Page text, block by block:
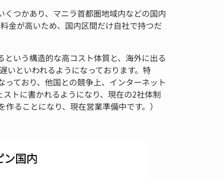
つかあり、マニラ首都圏地域内などの国内
金が高いため、国内区間だけ自社で持つだ
いう構造的な高コスト体質と、海外に出る
いといわれるようになっております。特
ており、他国との競争上、インターネット
トに書かれるようになり、現在の2社体制
ることになり、現在営業準備中です。）